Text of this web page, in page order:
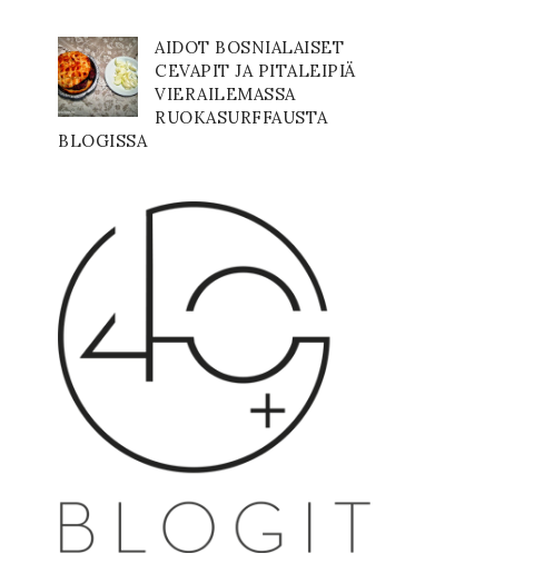
AIDOT BOSNIALAISET
CEVAPIT JA PITALEIPIÄ
VIERAILEMASSA
RUOKASURFFAUSTA
BLOGISSA